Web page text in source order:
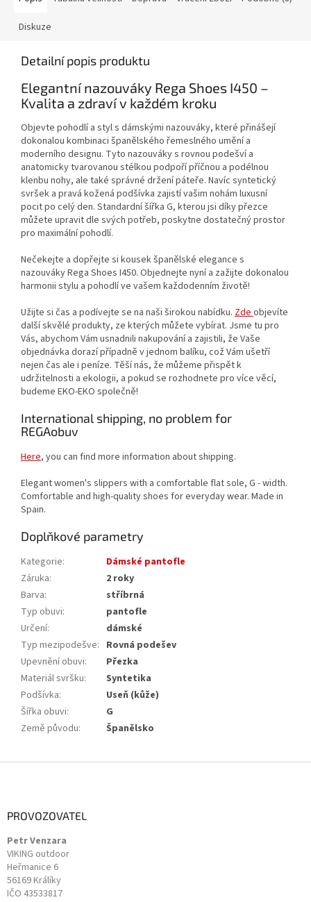
Diskuze
Detailní popis produktu
Elegantní nazouváky Rega Shoes I450 –
Kvalita a zdraví v každém kroku
Objevte pohodlí a styl s dámskými nazouváky, které přinášejí
dokonalou kombinaci španělského řemeslného umění a
moderního designu. Tyto nazouváky s rovnou podešví a
anatomicky tvarovanou stélkou podpoří příčnou a podélnou
klenbu nohy, ale také správné držení páteře. Navíc syntetický
svršek a pravá kožená podšívka zajistí vašim nohám luxusní
pocit po celý den. Standardní šířka G, kterou jsi díky přezce
můžete upravit dle svých potřeb, poskytne dostatečný prostor
pro maximální pohodlí.
Nečekejte a dopřejte si kousek španělské elegance s
nazouváky Rega Shoes I450. Objednejte nyní a zažijte dokonalou
harmonii stylu a pohodlí ve vašem každodenním životě!
Užijte si čas a podívejte se na naši širokou nabídku. Zdeobjevíte
další skvělé produkty, ze kterých můžete vybírat. Jsme tu pro
Vás, abychom Vám usnadnili nakupování a zajistili, že Vaše
objednávka dorazí případně v jednom balíku, což Vám ušetří
nejen čas ale i peníze. Těší nás, že můžeme přispět k
udržitelnosti a ekologii, a pokud se rozhodnete pro více věcí,
budeme EKO-EKO společně!
International shipping, no problem for
REGAobuv
Here, you can find more information about shipping.
Elegant women's slippers with a comfortable flat sole, G - width.
Comfortable and high-quality shoes for everyday wear. Made in
Spain.
Doplňkové parametry
Kategorie:
Dámské pantofle
Záruka:
2 roky
Barva:
stříbrná
Typ obuvi:
pantofle
Určení:
dámské
Typ mezipodešve: Rovná podešev
Upevnění obuvi:
Přezka
Materiál svršku:
Syntetika
Podšívka:
Useň (kůže)
Šířka obuvi:
G
Země původu: Španělsko
PROVOZOVATEL
Petr Venzara
VIKING outdoor
Heřmanice 6
56169 Králíky
IČO 43533817